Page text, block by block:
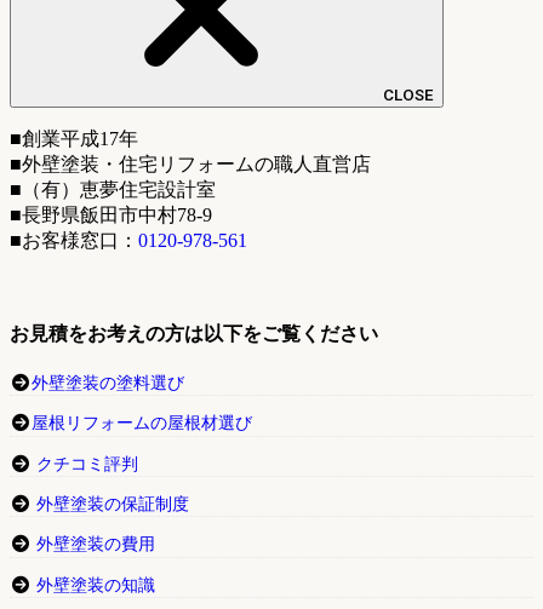
CLOSE
■創業平成17年
■外壁塗装・住宅リフォームの職人直営店
■（有）恵夢住宅設計室
■長野県飯田市中村78-9
■お客様窓口： 0120-978-561
お見積をお考えの方は以下をご覧ください
外壁塗装の塗料選び
屋根リフォームの屋根材選び
クチコミ評判
外壁塗装の保証制度
外壁塗装の費用
外壁塗装の知識